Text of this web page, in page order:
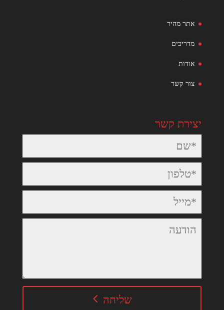
אתר מהיר
מדריכים
אודות
צור קשר
יצירת קשר
שליחה